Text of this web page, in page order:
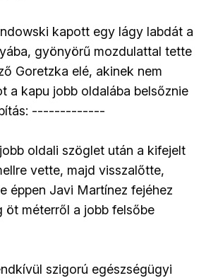
kapott egy lágy labdát a
gyönyörű mozdulattal tette
Goretzka elé, akinek nem
a kapu jobb oldalába belsőznie
-------------
oldali szöglet után a kifejelt
vette, majd visszalőtte,
éppen Javi Martínez fejéhez
öt méterről a jobb felsőbe
szigorú egészségügyi